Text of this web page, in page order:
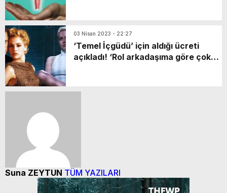
03 Nisan 2023 - 22:27
‘Temel İçgüdü’ için aldığı ücreti
açıkladı! ‘Rol arkadaşıma göre çok
Suna ZEYTUN TÜM YAZILARI